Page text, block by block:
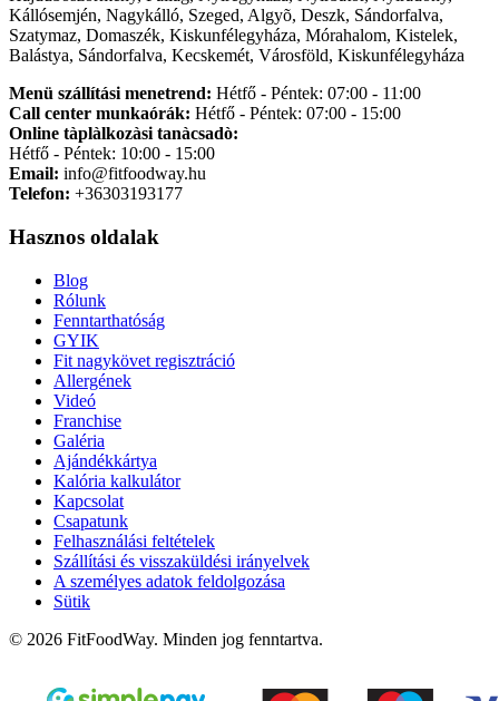
Kállósemjén, Nagykálló, Szeged, Algyõ, Deszk, Sándorfalva,
Szatymaz, Domaszék, Kiskunfélegyháza, Mórahalom, Kistelek,
Balástya, Sándorfalva, Kecskemét, Városföld, Kiskunfélegyháza
Menü szállítási menetrend: Hétfő - Péntek: 07:00 - 11:00
Call center munkaórák: Hétfő - Péntek: 07:00 - 15:00
Online tàplàlkozàsi tanàcsadò:
Hétfő - Péntek: 10:00 - 15:00
Email: info@fitfoodway.hu
Telefon: +36303193177
Hasznos oldalak
Blog
Rólunk
Fenntarthatóság
GYIK
Fit nagykövet regisztráció
Allergének
Videó
Franchise
Galéria
Ajándékkártya
Kalória kalkulátor
Kapcsolat
Csapatunk
Felhasználási feltételek
Szállítási és visszaküldési irányelvek
A személyes adatok feldolgozása
Sütik
© 2026 FitFoodWay. Minden jog fenntartva.